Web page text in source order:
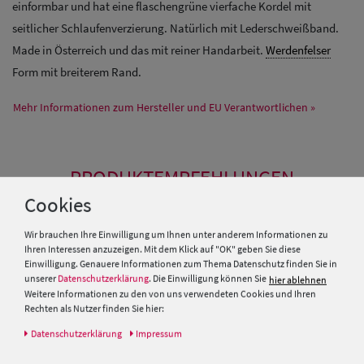
einformbar und hat eine flaschengrüne vierfache Kordel mit
seitlicher Schlaufenverzierung. Natürlich mit Lederschweißband.
Made in Österreich und das mit reiner Handarbeit. Werdenfelser
Form mit breiterem Rand.
Mehr Informationen zum Hersteller und EU Verantwortlichen »
PRODUKTEMPFEHLUNGEN
Cookies
Wir brauchen Ihre Einwilligung um Ihnen unter anderem Informationen zu
Ihren Interessen anzuzeigen. Mit dem Klick auf "OK" geben Sie diese
Einwilligung. Genauere Informationen zum Thema Datenschutz finden Sie in
unsererDatenschutzerklärung. Die Einwilligung können Sie hier ablehnen
Weitere Informationen zu den von uns verwendeten Cookies und Ihren
Rechten als Nutzer finden Sie hier:
Daten­schutz­erklärung Impressum